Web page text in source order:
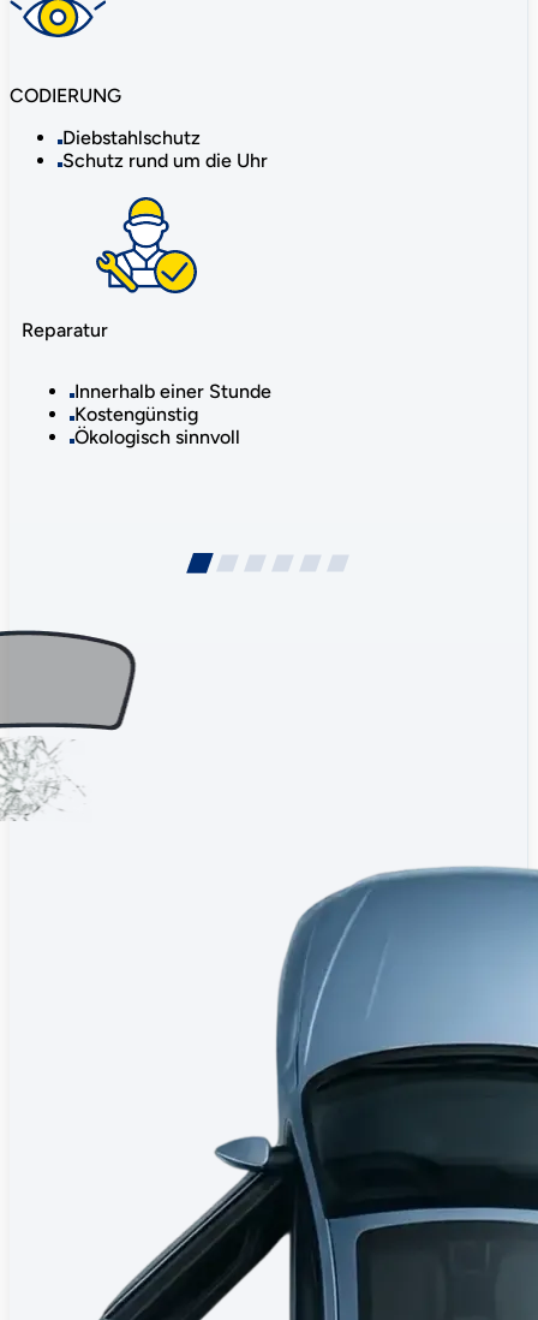
CODIERUNG
Diebstahlschutz
Schutz rund um die Uhr
Reparatur
Innerhalb einer Stunde
Kostengünstig
Ökologisch sinnvoll